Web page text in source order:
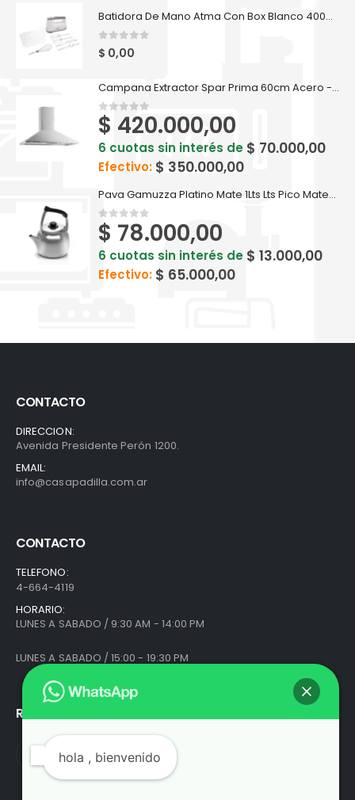
Batidora De Mano Atma Con Box Blanco 400W - BM8739AP
0 out of 5
$ 0,00
Campana Extractor Spar Prima 60cm Acero - 60 AC 5941-402
0out of 5
$ 420.000,00
6 cuotas sin interés de $ 70.000,00
Efectivo: $ 350.000,00
Pava Gamuzza Platino Mate 1Lts Lts Pico Matero - 8200
0out of 5
$ 78.000,00
6 cuotas sin interés de $ 13.000,00
Efectivo: $ 65.000,00
CONTACTO
DIRECCION:
Avenida Presidente Perón 1200.
EMAIL:
info@casapadilla.com.ar
CONTACTO
TELEFONO:
4-664-4119
HORARIO:
LUNES A SABADO / 9:30 AM - 14:00 PM
LUNES A SABADO / 15:00 - 19:30 PM
REDES SOCIALES
hola , bienvenido